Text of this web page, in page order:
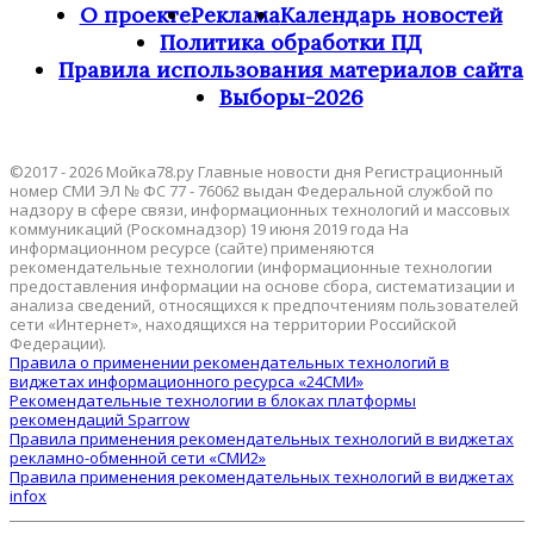
О проектеРекламаКалендарь новостей
Политика обработки ПД
Правила использования материалов сайта
Выборы-2026
©2017 - 2026 Мойка78.ру Главные новости дня Регистрационный
номер СМИ ЭЛ № ФС 77 - 76062 выдан Федеральной службой по
надзору в сфере связи, информационных технологий и массовых
коммуникаций (Роскомнадзор) 19 июня 2019 года На
информационном ресурсе (сайте) применяются
рекомендательные технологии (информационные технологии
предоставления информации на основе сбора, систематизации и
анализа сведений, относящихся к предпочтениям пользователей
сети «Интернет», находящихся на территории Российской
Федерации).
Правила о применении рекомендательных технологий в
виджетах информационного ресурса «24СМИ»
Рекомендательные технологии в блоках платформы
рекомендаций Sparrow
Правила применения рекомендательных технологий в виджетах
рекламно-обменной сети «СМИ2»
Правила применения рекомендательных технологий в виджетах
infox